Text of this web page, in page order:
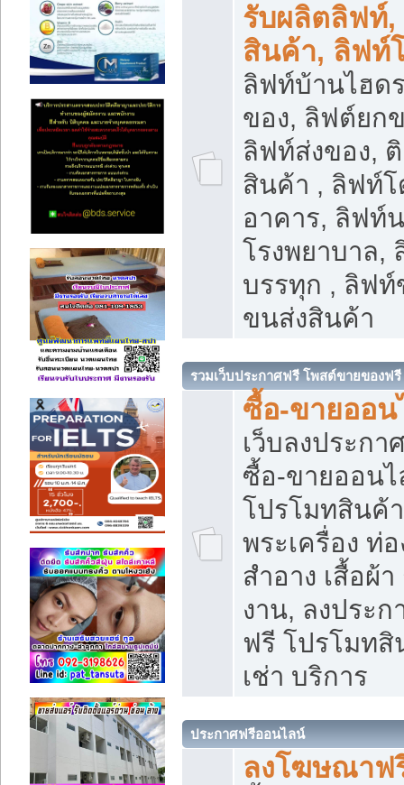
รับผลิตลิฟท์
สินค้า, ลิฟท์
ลิฟท์บ้านไฮด
ของ, ลิฟต์ยก
ลิฟท์ส่งของ,
สินค้า , ลิฟท์
อาคาร, ลิฟท์
โรงพยาบาล,
บรรทุก , ลิฟ
ขนส่งสินค้า
รวมเว็บประกาศฟรี โพสต์ขายของฟรี
ซื้อ-ขายออน
เว็บลงประก
ซื้อ-ขายออน
โปรโมทสินค้
พระเครื่อง ท่อ
สำอาง เสื้อผ้
งาน, ลงประ
ฟรี โปรโมท
เช่า บริการ
ประกาศฟรีออนไลน์
ลงโฆษณาฟ